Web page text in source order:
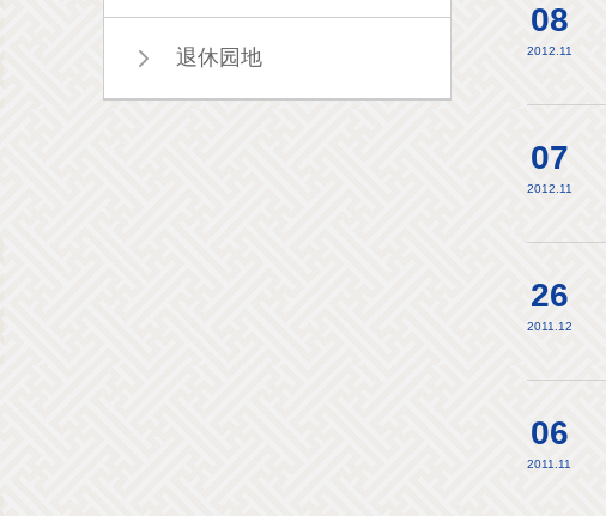
退休园地
08
2012.11
07
2012.11
26
2011.12
06
2011.11